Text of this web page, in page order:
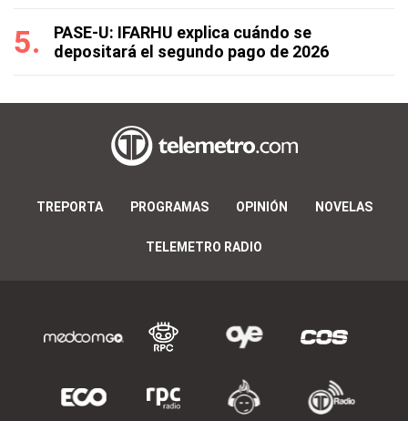
PASE-U: IFARHU explica cuándo se
depositará el segundo pago de 2026
TREPORTA PROGRAMAS OPINIÓN NOVELAS
TELEMETRO RADIO